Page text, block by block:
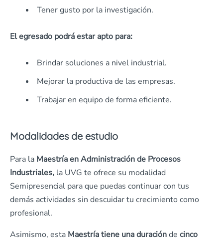
Tener gusto por la investigación.
El egresado podrá estar apto para:
Brindar soluciones a nivel industrial.
Mejorar la productiva de las empresas.
Trabajar en equipo de forma eficiente.
Modalidades de estudio
Para la Maestría en Administración de Procesos
Industriales, la UVG te ofrece su modalidad
Semipresencial para que puedas continuar con tus
demás actividades sin descuidar tu crecimiento como
profesional.
Asimismo, esta Maestría tiene una duraciónde cinco